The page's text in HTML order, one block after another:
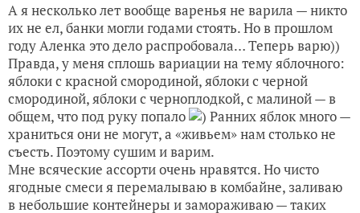
А я несколько лет вообще варенья не варила — никто
их не ел, банки могли годами стоять. Но в прошлом
году Аленка это дело распробовала… Теперь варю))
Правда, у меня сплошь вариации на тему яблочного:
яблоки с красной смородиной, яблоки с черной
смородиной, яблоки с черноплодкой, с малиной — в
общем, что под руку попало
) Ранних яблок много —
храниться они не могут, а «живьем» нам столько не
съесть. Поэтому сушим и варим.
Мне всяческие ассорти очень нравятся. Но чисто
ягодные смеси я перемалываю в комбайне, заливаю
в небольшие контейнеры и замораживаю — таких